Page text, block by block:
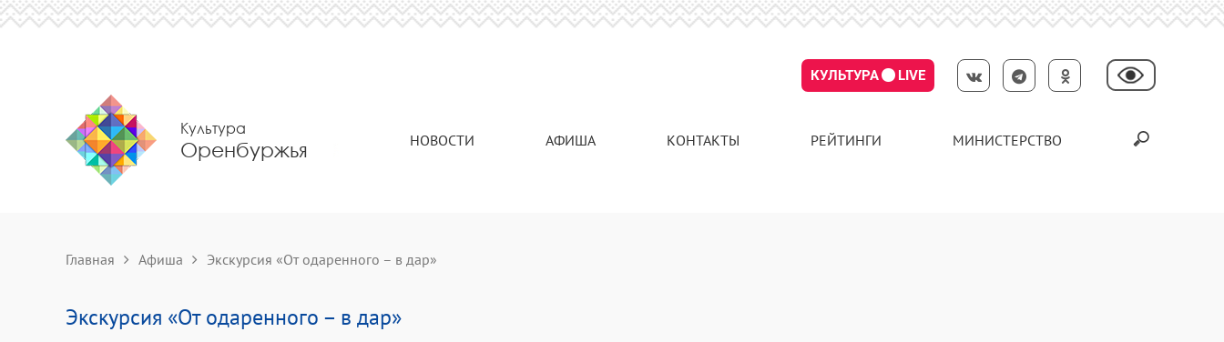
КУЛЬТУРА LIVE
Культура
Оренбуржья НОВОСТИ АФИША КОНТАКТЫ РЕЙТИНГИ МИНИСТЕРСТВО
Главная Афиша Экскурсия «От одаренного – в дар»
Экскурсия «От одаренного – в дар»